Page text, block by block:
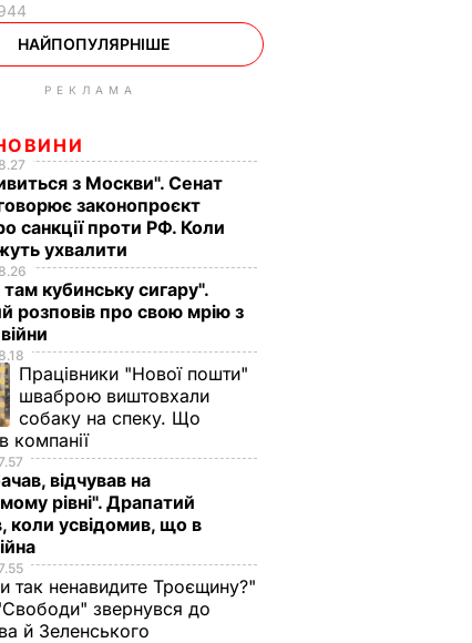
НАЙПОПУЛЯРНІШЕ
РЕКЛАМА
з Москви". Сенат
законопроєкт
санкції проти РФ. Коли
ухвалити
кубинську сигару".
розповів про свою мрію з
Працівники "Нової пошти"
шваброю виштовхали
собаку на спеку. Що
компанії
відчував на
рівні". Драпатий
коли усвідомив, що в
так ненавидите Троєщину?"
звернувся до
й Зеленського